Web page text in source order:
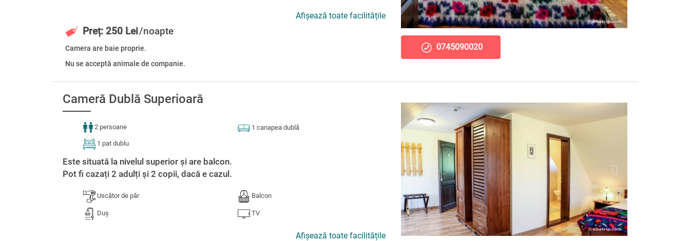
Afișează toate facilitățile
Preț: 250 Lei/noapte
Camera are baie proprie.
Nu se acceptă animale de companie.
0745090020
Cameră Dublă Superioară
2 persoane
1 pat dublu
1 canapea dublă
Este situată la nivelul superior și are balcon.
Pot fi cazați 2 adulți și 2 copii, dacă e cazul.
Uscător de păr
Duș
Balcon
TV
Afișează toate facilitățile